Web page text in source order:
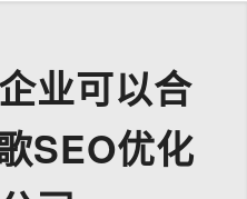
业可以合
SEO优化